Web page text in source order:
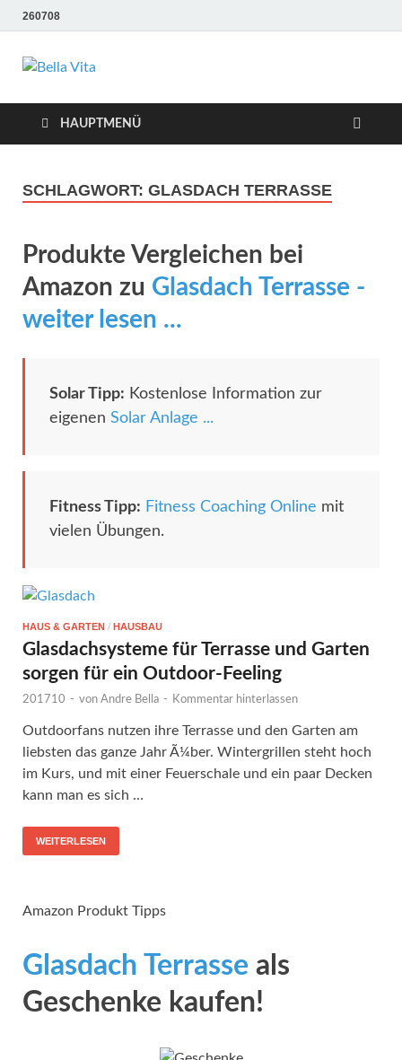
260708
Bella Vita
Wellness Fitness
Tipps
Tipps
HAUPTMENÜ
SCHLAGWORT: GLASDACH TERRASSE
Produkte Vergleichen bei
Amazon zu Glasdach Terrasse -
weiter lesen ...
Solar Tipp: Kostenlose Information zur
eigenen Solar Anlage ...
Fitness Tipp: Fitness Coaching Online mit
vielen Übungen.
HAUS & GARTEN / HAUSBAU
Glasdachsysteme für Terrasse und Garten
sorgen für ein Outdoor-Feeling
201710 - von Andre Bella - Kommentar hinterlassen
Outdoorfans nutzen ihre Terrasse und den Garten am
liebsten das ganze Jahr Ã¼ber. Wintergrillen steht hoch
im Kurs, und mit einer Feuerschale und ein paar Decken
kann man es sich …
WEITERLESEN
Amazon Produkt Tipps
Glasdach Terrasse als
Geschenke kaufen!